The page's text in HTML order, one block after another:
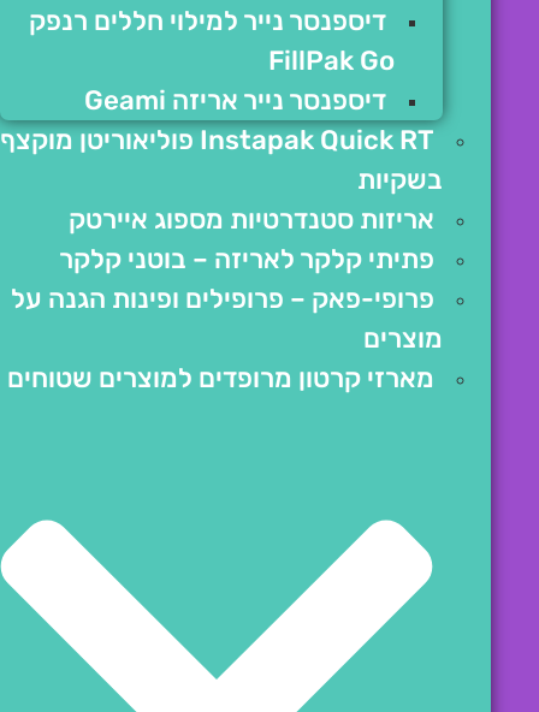
דיספנסר נייר למילוי חללים רנפק
FillPak Go
דיספנסר נייר אריזה Geami
Instapak Quick RT פוליאוריטן מוקצף
בשקיות
אריזות סטנדרטיות מספוג איירטק
פתיתי קלקר לאריזה – בוטני קלקר
פרופי-פאק – פרופילים ופינות הגנה על
מוצרים
מארזי קרטון מרופדים למוצרים שטוחים